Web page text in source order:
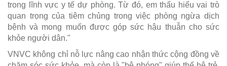
trong lĩnh vực y tế dự phòng. Từ đó, em thấu hiểu vai trò
quan trọng của tiêm chủng trong việc phòng ngừa dịch
bệnh và mong muốn được góp sức hậu thuẫn cho sức
khỏe người dân."
VNVC không chỉ nỗ lực nâng cao nhận thức cộng đồng về